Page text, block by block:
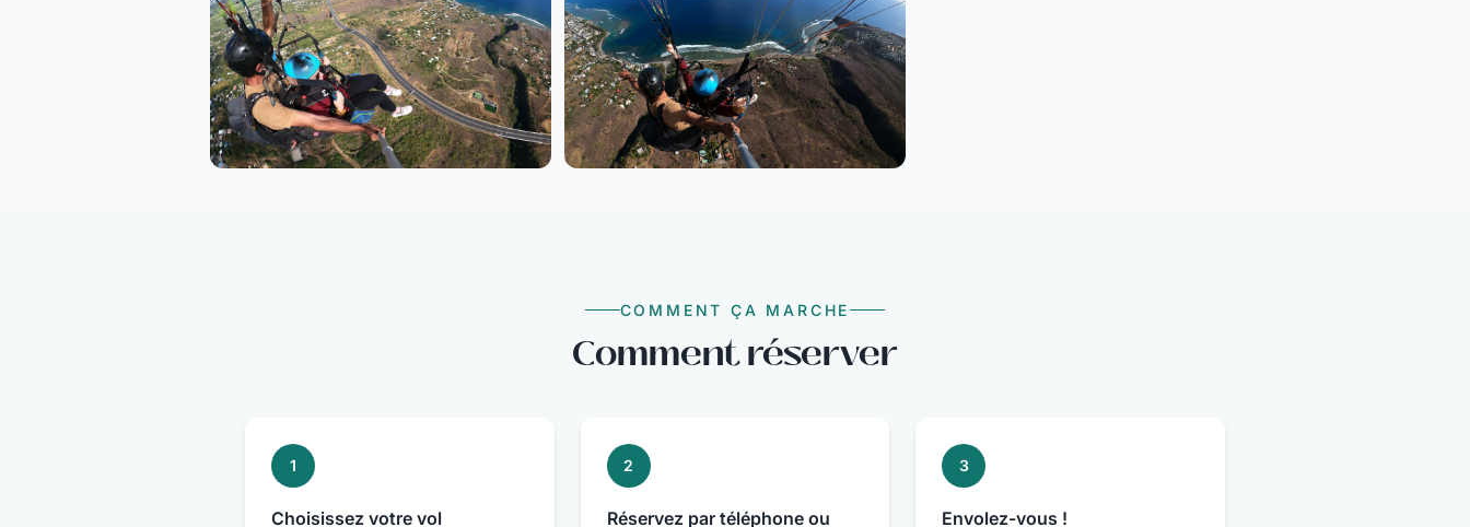
COMMENT ÇA MARCHE
Comment réserver
1
Choisissez votre vol
2
Réservez par téléphone ou
3
Envolez-vous !